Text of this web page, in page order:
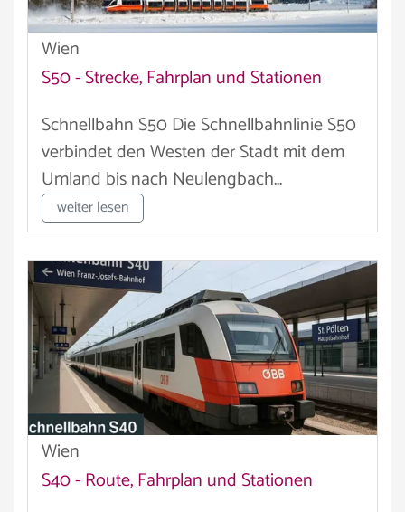
Wien
S50 - Strecke, Fahrplan und Stationen
Schnellbahn S50 Die Schnellbahnlinie S50
verbindet den Westen der Stadt mit dem
Umland bis nach Neulengbach...
weiter lesen
Wien
S40 - Route, Fahrplan und Stationen